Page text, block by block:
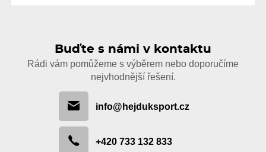
Buďte s námi v kontaktu
Rádi vám pomůžeme s výběrem nebo doporučíme
nejvhodnější řešení.
info@hejduksport.cz
+420 733 132 833